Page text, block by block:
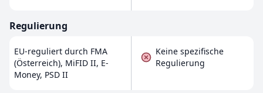
Regulierung
EU-reguliert durch FMA
(Österreich), MiFID II, E-
Money, PSD II
Keine spezifische
Regulierung